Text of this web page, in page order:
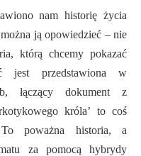
nam historię życia
ją opowiedzieć – nie
którą chcemy pokazać
jest przedstawiona w
łączący dokument z
króla’ to coś
poważna historia, a
za pomocą hybrydy